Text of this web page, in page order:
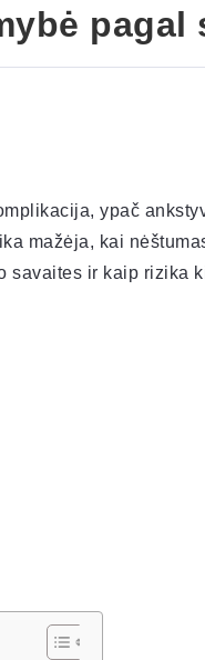
pagal
ypač
mažėja, kai
savaites ir kaip rizika